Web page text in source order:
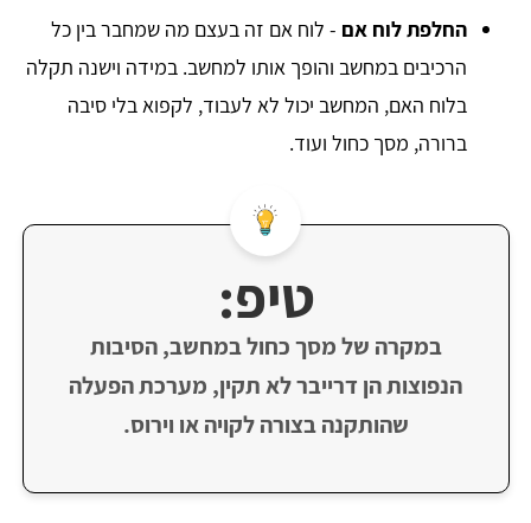
החלפת לוח אם - לוח אם זה בעצם מה שמחבר בין כל
הרכיבים במחשב והופך אותו למחשב. במידה וישנה תקלה
בלוח האם, המחשב יכול לא לעבוד, לקפוא בלי סיבה
ברורה, מסך כחול ועוד.
טיפ:
במקרה של מסך כחול במחשב, הסיבות
הנפוצות הן דרייבר לא תקין, מערכת הפעלה
שהותקנה בצורה לקויה או וירוס.